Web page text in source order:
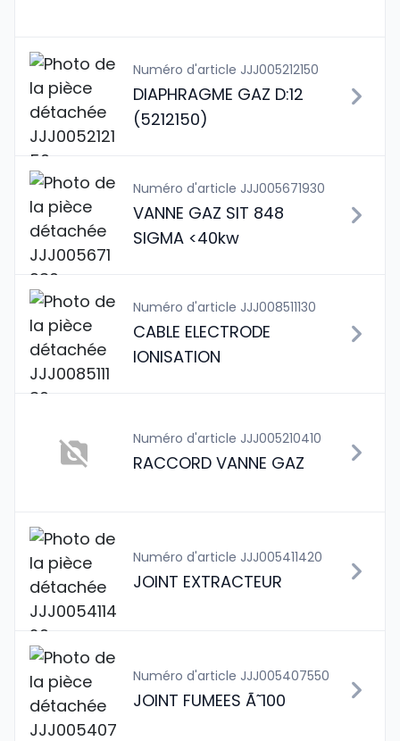
Numéro d'article JJJ005212150
DIAPHRAGME GAZ D:12
(5212150)
Numéro d'article JJJ005671930
VANNE GAZ SIT 848
SIGMA <40kw
Numéro d'article JJJ008511130
CABLE ELECTRODE
IONISATION
Numéro d'article JJJ005210410
RACCORD VANNE GAZ
Numéro d'article JJJ005411420
JOINT EXTRACTEUR
Numéro d'article JJJ005407550
JOINT FUMEES Ã˜100